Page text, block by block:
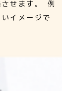
せます。 例
イメージで